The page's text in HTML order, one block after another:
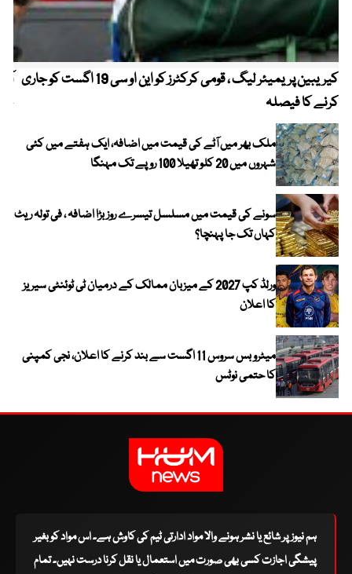
کیریبین پریمیئر لیگ ، قومی کرکٹرز کو این او سی 19 اگست کو جاری
کرنے کا فیصلہ
ملک بھر میں آٹے کی قیمت میں اضافہ، ایک ہفتے میں کئی
شہروں میں 20 کلو تھیلا 100 روپے تک مہنگا
سونے کی قیمت میں مسلسل تیسرے روز بڑا اضافہ ، فی تولہ ریٹ
کہاں تک جا پہنچا؟
ورلڈ کپ 2027 کے میزبان ممالک کے درمیان ٹی ٹوئنٹی سیریز
کا اعلان
میٹرو بس سروس 11 اگست سے بند کرنے کا اعلان، نجی کمپنی
کا حتمی نوٹس
ہم نیوز پر شائع یا نشر ہونے والا مواد ادارتی ٹیم کی کاوش ہے۔ اس مواد کو بغیر
پیشگی اجازت کسی بھی صورت میں استعمال یا نقل کرنا درست نہیں۔ تمام